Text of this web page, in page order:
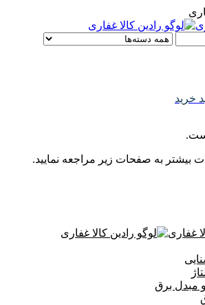
خرید
به صفحات زیر مراجعه نمایید.
مبدل برق